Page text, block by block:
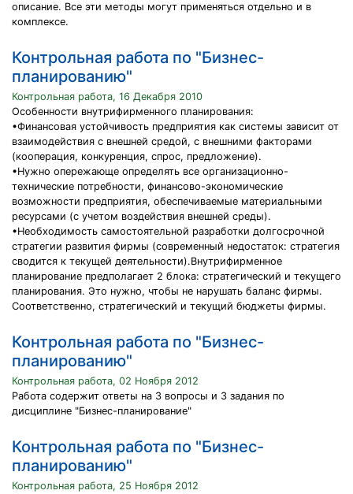
описание. Все эти методы могут применяться отдельно и в
комплексе.
Контрольная работа по "Бизнес-
планированию"
Контрольная работа, 16 Декабря 2010
Особенности внутрифирменного планирования:
•Финансовая устойчивость предприятия как системы зависит от
взаимодействия с внешней средой, с внешними факторами
(кооперация, конкуренция, спрос, предложение).
•Нужно опережающе определять все организационно-
технические потребности, финансово-экономические
возможности предприятия, обеспечиваемые материальными
ресурсами (с учетом воздействия внешней среды).
•Необходимость самостоятельной разработки долгосрочной
стратегии развития фирмы (современный недостаток: стратегия
сводится к текущей деятельности).Внутрифирменное
планирование предполагает 2 блока: стратегический и текущего
планирования. Это нужно, чтобы не нарушать баланс фирмы.
Соответственно, стратегический и текущий бюджеты фирмы.
Контрольная работа по "Бизнес-
планированию"
Контрольная работа, 02 Ноября 2012
Работа содержит ответы на 3 вопросы и 3 задания по
дисциплине "Бизнес-планирование"
Контрольная работа по "Бизнес-
планированию"
Контрольная работа, 25 Ноября 2012